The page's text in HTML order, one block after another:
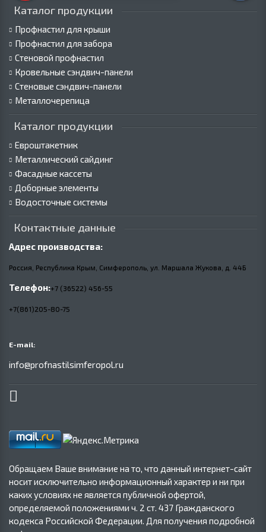
Каталог продукции
Профнастил для крыши
Профнастил для забора
Стеновой профнастил
Кровельные сэндвич-панели
Стеновые сэндвич-панели
Металлочерепица
Каталог продукции
Евроштакетник
Металлический сайдинг
Фасадные кассеты
Доборные элементы
Водосточные системы
Контактные данные
Адрес производства:
Россия, Республика Крым, Симферополь, ул. Маршала Жукова, д. 44Б
Телефон:+7 (36522) 456-55
+7(861)205-80-75
E-mail:
info@profnastilsimferopol.ru
Обращаем Ваше внимание на то, что данный интернет-сайт
носит исключительно информационный характер и ни при
каких условиях не является публичной офертой,
определяемой положениями ч. 2 ст. 437 Гражданского
кодекса Российской Федерации. Для получения подробной